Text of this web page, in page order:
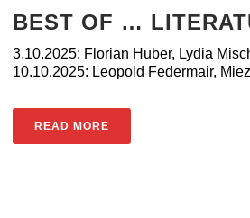
BEST OF …
3.10.2025: Florian Huber, Lydia
10.10.2025: Leopold Federmair,
READ MORE